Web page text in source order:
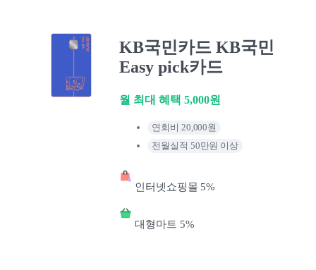
KB국민카드 KB국민
Easy pick카드
월 최대 혜택 5,000원
연회비 20,000원
전월실적 50만원 이상
인터넷쇼핑몰 5%
대형마트 5%